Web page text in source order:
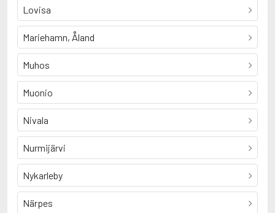
Lovisa
Mariehamn, Åland
Muhos
Muonio
Nivala
Nurmijärvi
Nykarleby
Närpes